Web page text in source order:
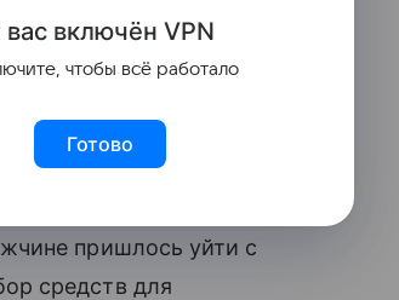
но теперь назвал
своими чувствами,
Сайт молодого
США присылали
пришлось уйти с
средств для
вас включён VPN
чтобы всё работало
Готово